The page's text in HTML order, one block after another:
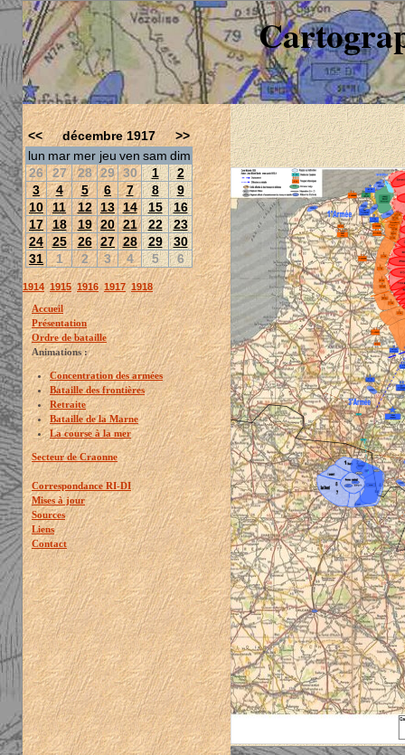
<< décembre 1917
>>
lun mar mer jeu ven sam dim
26
27 28 29 30 1
2
3
4 5 6 7 8
9
10
11 12 13 14 15
16
17 18 19 20 21 22
23
24 25 26 27 28 29
30
31
1 2 3 4 5 6
1914 1915 1916 1917 1918
Accueil
Présentation
Ordre de bataille
Animations :
Concentration des armées
Bataille des frontières
Retraite
Bataille de la Marne
La course à la mer
Secteur de Craonne
Correspondance RI-DI
Mises à jour
Sources
Liens
Contact